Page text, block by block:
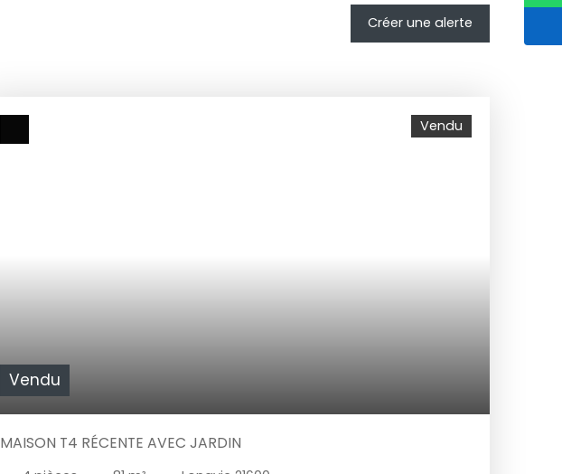
Créer une alerte
Vendu
Vendu
MAISON T4 RÉCENTE AVEC JARDIN